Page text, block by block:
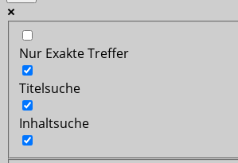
Nur Exakte Treffer
Titelsuche
Inhaltsuche